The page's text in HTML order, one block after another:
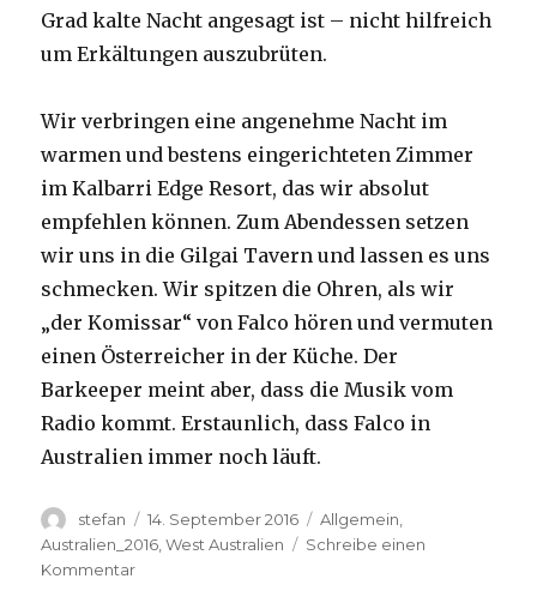
Grad kalte Nacht angesagt ist – nicht hilfreich
um Erkältungen auszubrüten.
Wir verbringen eine angenehme Nacht im
warmen und bestens eingerichteten Zimmer
im Kalbarri Edge Resort, das wir absolut
empfehlen können. Zum Abendessen setzen
wir uns in die Gilgai Tavern und lassen es uns
schmecken. Wir spitzen die Ohren, als wir
„der Komissar“ von Falco hören und vermuten
einen Österreicher in der Küche. Der
Barkeeper meint aber, dass die Musik vom
Radio kommt. Erstaunlich, dass Falco in
Australien immer noch läuft.
Autor
stefan
Veröffentlicht
am
14. September 2016 Kategorien
Allgemein
Australien_2016 ,West Australien
Schreibe einen
Kommentarzu